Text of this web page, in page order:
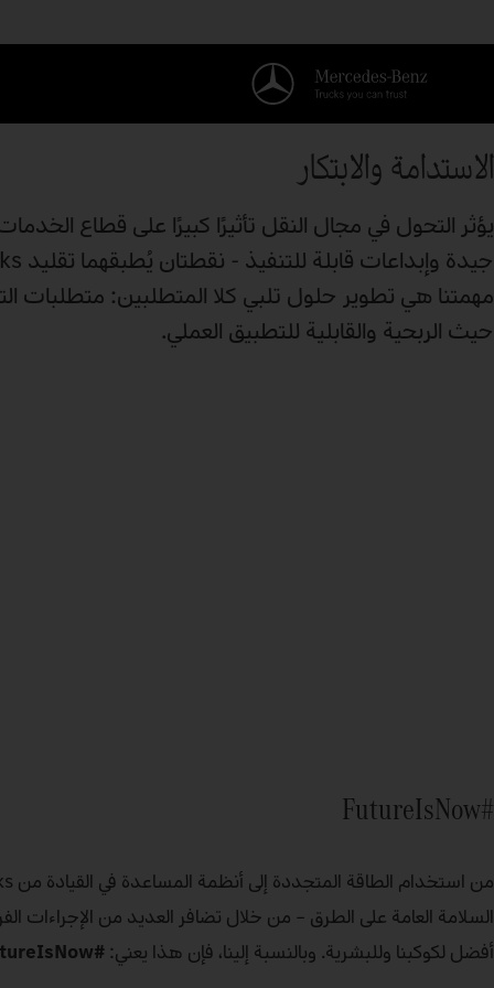
الاستدامة والابتكار
يؤثر التحول في مجال النقل تأثيرًا كبيرًا على قطاع
مهمتنا هي تطوير حلول تلبي كلا المتطلبين: متطلبات
حيث الربحية والقابلية للتطبيق العملي.
#FutureIsNow
السلامة العامة على الطرق – من خلال تضافر العديد من الإجراءات
أفضل لكوكبنا وللبشرية. وبالنسبة إلينا، فإن هذا يعني:#FutureIsNow